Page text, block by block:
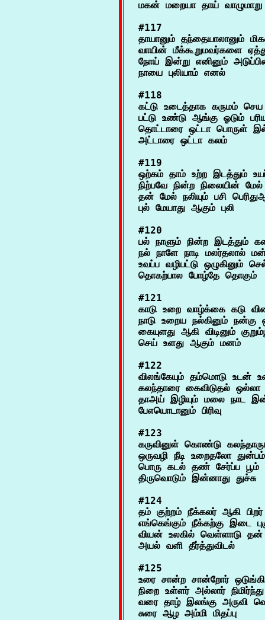
#117
தாயானும் தந்தையாலானும்
வாயின் மீக்கூறுமவர்களை
நோய் இன்று எனினும்
#118
கட்டு உடைத்தாக கருமம்
பட்டு உண்டு ஆங்கு ஓடும்
தொட்டாரை ஒட்டா பொருள்
#119
ஒற்கம் தாம் உற்ற இடத்தும்
நிற்பவே நின்ற நிலையின்
தன் மேல் நலியும் பசி
#120
பல் நாளும் நின்ற இடத்தும்
நல் நாளே நாடி மலர்தலால்
உவப்ப வழிபட்டு ஒழுகினும்
#121
காடு உறை வாழ்க்கை கடு
நாடு உறைய நல்கினும் நன்கு
கையுளது ஆகி விடினும்
#122
விலங்கேயும் தம்மொடு உடன்
கலந்தாரை கைவிடுதல் ஒல்லா
தாஅய் இழியும் மலை நாட
#123
கருவினுள் கொண்டு
ஒருவழி நீடி உறைதலோ துன்பம்
பொரு கடல் தண் சேர்ப்ப பூம்
#124
தம் குற்றம் நீக்கலர் ஆகி பிறர்
எங்கெங்கும் நீக்கற்கு இடை
வியன் உலகில் வெள்ளாடு தன்
#125
உரை சான்ற சான்றோர்
நிறை உள்ளர் அல்லார்
வரை தாழ் இலங்கு அருவி